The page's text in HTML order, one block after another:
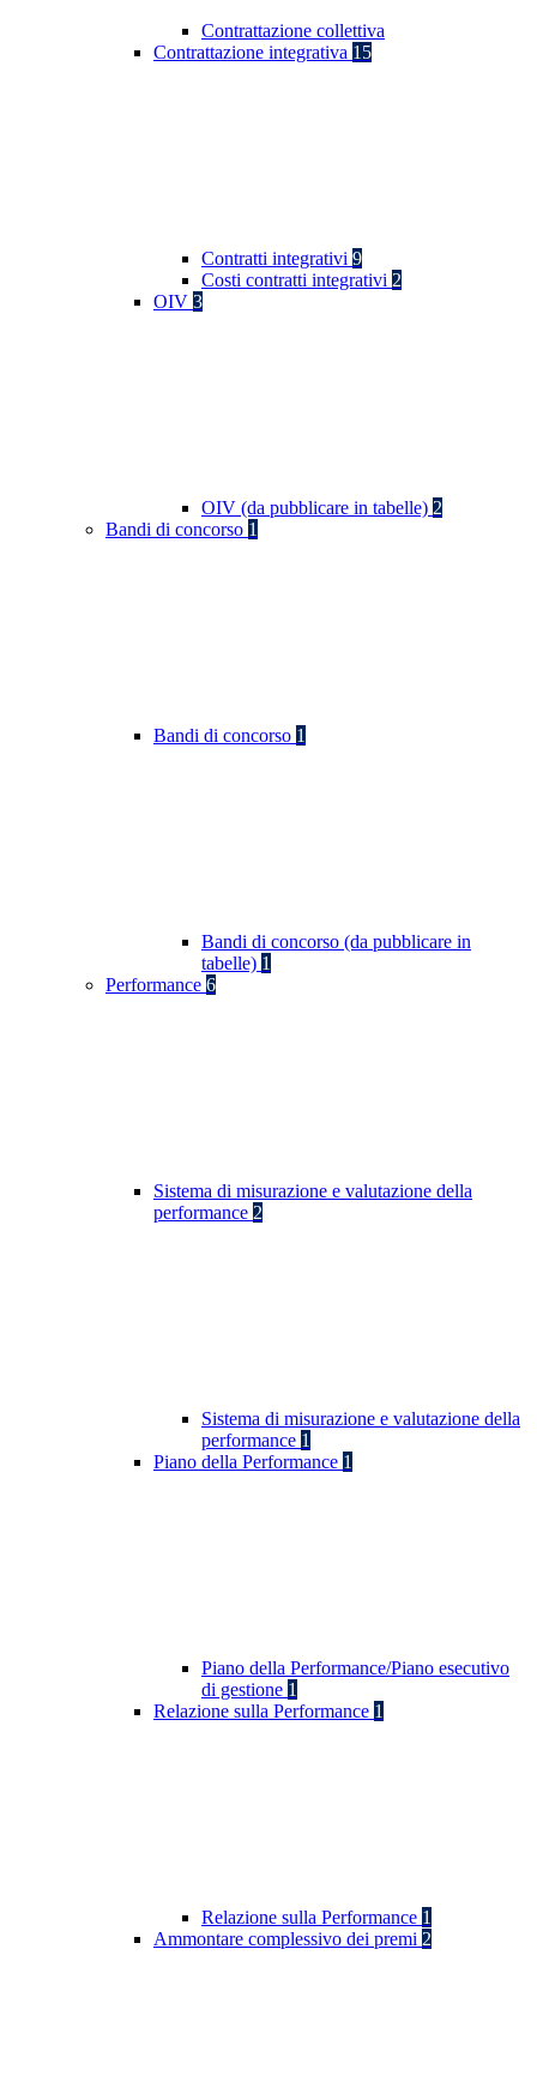
Contrattazione collettiva
Contrattazione integrativa 15
Contratti integrativi 9
Costi contratti integrativi 2
OIV 3
OIV (da pubblicare in tabelle) 2
Bandi di concorso 1
Bandi di concorso 1
Bandi di concorso (da pubblicare in
tabelle) 1
Performance 6
Sistema di misurazione e valutazione della
performance 2
Sistema di misurazione e valutazione della
performance 1
Piano della Performance 1
Piano della Performance/Piano esecutivo
di gestione 1
Relazione sulla Performance 1
Relazione sulla Performance 1
Ammontare complessivo dei premi 2